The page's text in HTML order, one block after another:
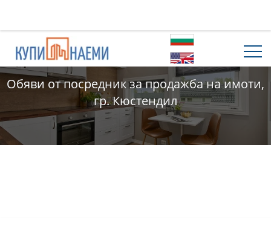
Обяви от посредник за продажба на имоти,
гр. Кюстендил